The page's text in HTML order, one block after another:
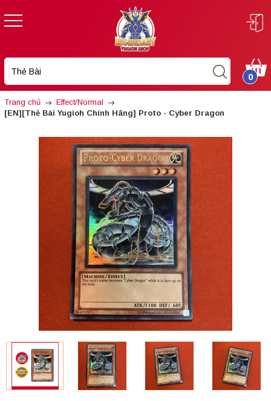
0
Trang chủ
Effect/Normal
[EN][Thẻ Bài Yugioh Chính Hãng] Proto - Cyber Dragon